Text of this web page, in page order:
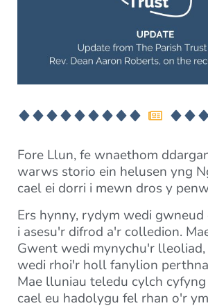
Fore Llun, fe wnaethom
warws storio ein helusen yng
cael ei dorri i mewn dros y
Ers hynny, rydym wedi
i asesu'r difrod a'r colledion.
Gwent wedi mynychu'r
wedi rhoi'r holl fanylion
Mae lluniau teledu cylch
cael eu hadolygu fel rhan o'r